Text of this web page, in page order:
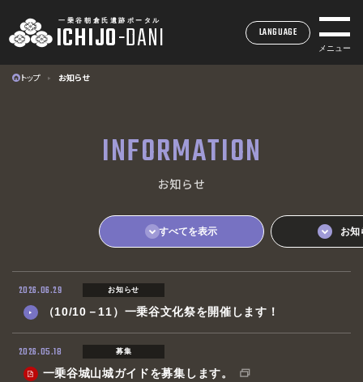
一乗谷朝倉氏遺跡ポータル
ICHIJO-DANI LANGUAGE
メニュー
MUSEUM 一乗谷朝倉氏遺跡博物館
ACCESS
EVENTS イベント・展示情報
GO AROUND
トップ お知らせ
INFORMATION
お知らせ
2026.06.29 お知らせ
（10/10－11）一乗谷文化祭を開催します！
2026.05.18 募集
一乗谷城山城ガイドを募集します。
すべてを表示 お知